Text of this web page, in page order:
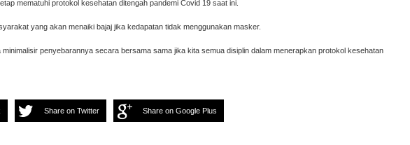
mematuhi protokol kesehatan ditengah pandemi Covid 19 saat ini.
yang akan menaiki bajaj jika kedapatan tidak menggunakan masker.
minimalisir penyebarannya secara bersama sama jika kita semua disiplin dalam menerapkan protokol kesehatan
Share on Twitter Share on Google Plus